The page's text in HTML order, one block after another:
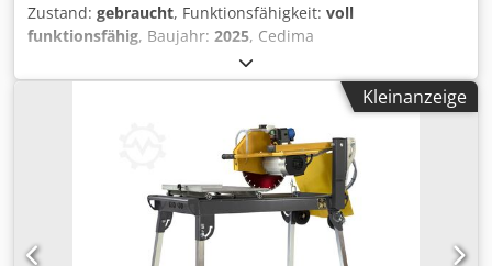
Zustand: gebraucht, Funktionsfähigkeit: voll
funktionsfähig, Baujahr: 2025, Cedima
Trennmaschine/Tischsäge CTS 375.3 — Baujahr 2025
Gebraucht aus dem professionellen Mietpark der Kurt
König Baumaschinen GmbH, Einbeck. Zustand & Hinweise:
- Zustand: Gebraucht aus Vermietung, regelmäßig
gewartet - Funktion: Voll funktionsfähig Dedpsy A E Ryofx
Adqskr - Produktbilder folgen — bei Interesse kontaktieren
Sie uns gerne für aktuelle Fotos - Besichtigung in 37574
Einbeck nach Vereinbarung möglich Preis 2.950 EUR zzgl.
MwSt. | EXW Einbeck | Lieferung auf Anfrage
Kleinanzeige